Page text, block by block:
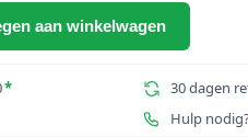
aan winkelwagen
*
30 dagen
Hulp